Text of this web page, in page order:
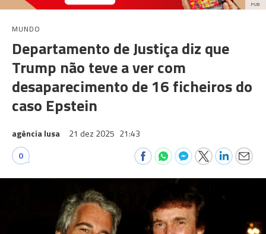
PUB
MUNDO
Departamento de Justiça diz que
Trump não teve a ver com
desaparecimento de 16 ficheiros do
caso Epstein
agência lusa 21 dez 2025 21:43
0